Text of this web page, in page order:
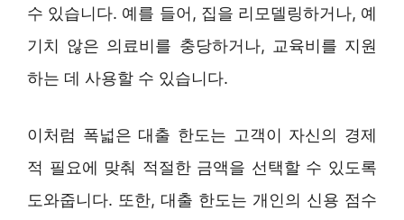
수 있습니다. 예를 들어, 집을 리모델링하거나, 예
기치 않은 의료비를 충당하거나, 교육비를 지원
하는 데 사용할 수 있습니다.
이처럼 폭넓은 대출 한도는 고객이 자신의 경제
적 필요에 맞춰 적절한 금액을 선택할 수 있도록
도와줍니다. 또한, 대출 한도는 개인의 신용 점수